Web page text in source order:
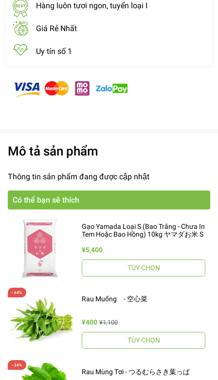
Hàng luôn tươi ngon, tuyển loại I
Giá Rẻ Nhất
Uy tín số 1
Mô tả sản phẩm
Thông tin sản phẩm đang được cập nhật
Có thể bạn sẽ thích
Gạo Yamada Loại S (Bao Trắng - Chưa In
Tem Hoặc Bao Hồng) 10kg ヤマダお米 S
¥5,400
TÙY CHỌN
Rau Muống - 空心菜
¥400 ¥1,100
TÙY CHỌN
Rau Mùng Tơi - つるむらさき葉っぱ